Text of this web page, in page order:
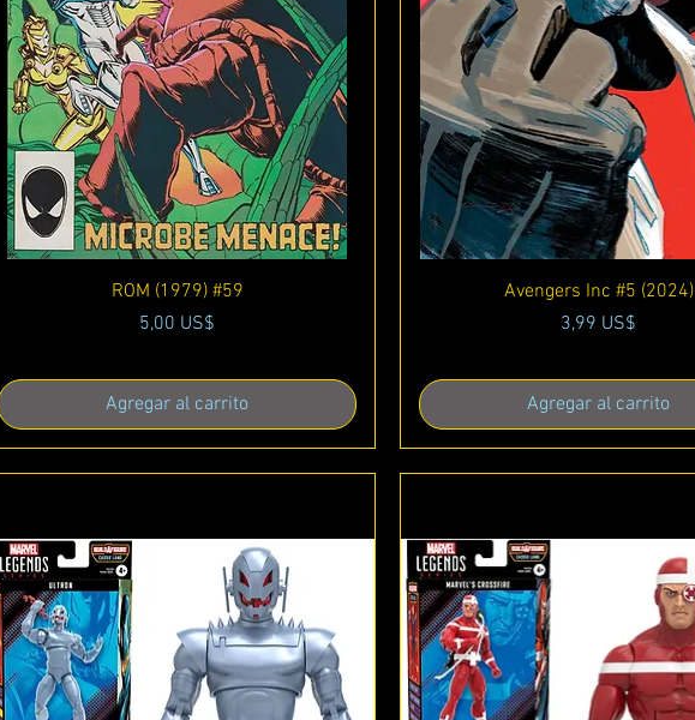
Vista rápida
ROM (1979) #59
Precio
5,00 US$
Agregar al carrito
Vista rápida
Avengers Inc #5 (2024)
Precio
3,99 US$
Agregar al carrito